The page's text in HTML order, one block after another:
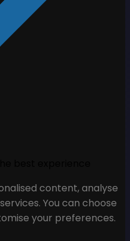
content, analyse
You can choose
your preferences.